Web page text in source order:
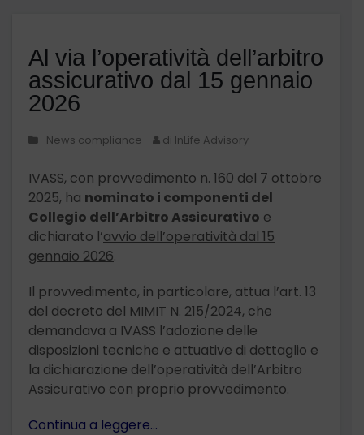
Al via l’operatività dell’arbitro
assicurativo dal 15 gennaio
2026
News compliance di InLife Advisory
IVASS, con provvedimento n. 160 del 7 ottobre
2025, ha nominato i componenti del
Collegio dell’Arbitro Assicurativo e
dichiarato l’avvio dell’operatività dal 15
gennaio 2026.
Il provvedimento, in particolare, attua l’art. 13
del decreto del MIMIT N. 215/2024, che
demandava a IVASS l’adozione delle
disposizioni tecniche e attuative di dettaglio e
la dichiarazione dell’operatività dell’Arbitro
Assicurativo con proprio provvedimento.
Continua a leggere…